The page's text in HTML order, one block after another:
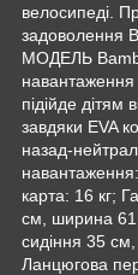
велосипеді.
задоволення
МОДЕЛЬ Bambi
навантаження
підійде дітям
завдяки EVA
назад-
карта: 16 кг;
см, ширина 61
сидіння 35
Ланцюгова